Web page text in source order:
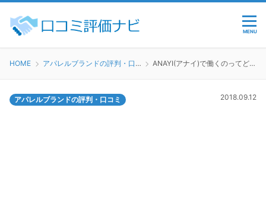
MENU
HOME アパレルブランドの評判・口コミ ANAYI(アナイ)で働くのってどう？
アパレルブランドの評判・口コミ 2018.09.12